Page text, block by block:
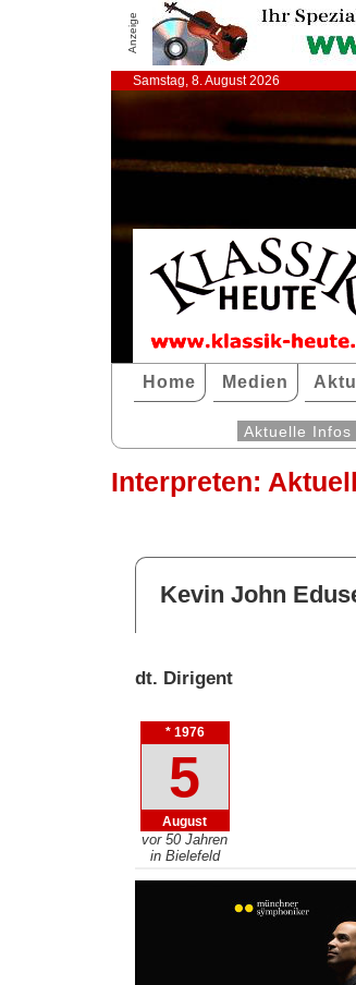
Anzeige
Samstag, 8. August 2026
Home Medien
Aktuelle Infos
Interpreten:
Kevin John
dt. Dirigent
* 1976
5
August
vor 50 Jahren
in Bielefeld